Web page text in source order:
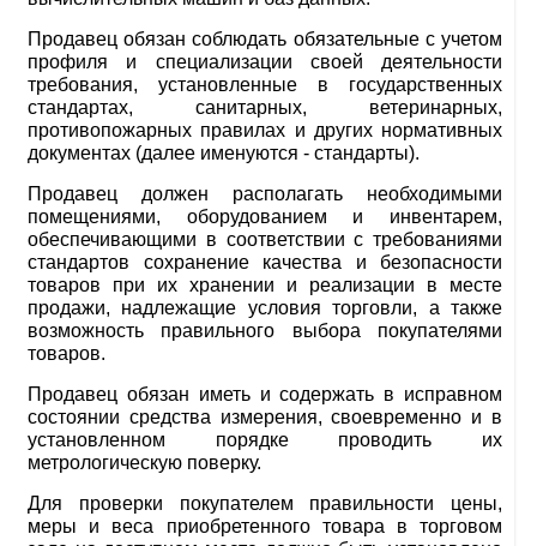
Продавец обязан соблюдать обязательные с учетом
профиля и специализации своей деятельности
требования, установленные в государственных
стандартах, санитарных, ветеринарных,
противопожарных правилах и других нормативных
документах (далее именуются - стандарты).
Продавец должен располагать необходимыми
помещениями, оборудованием и инвентарем,
обеспечивающими в соответствии с требованиями
стандартов сохранение качества и безопасности
товаров при их хранении и реализации в месте
продажи, надлежащие условия торговли, а также
возможность правильного выбора покупателями
товаров.
Продавец обязан иметь и содержать в исправном
состоянии средства измерения, своевременно и в
установленном порядке проводить их
метрологическую поверку.
Для проверки покупателем правильности цены,
меры и веса приобретенного товара в торговом